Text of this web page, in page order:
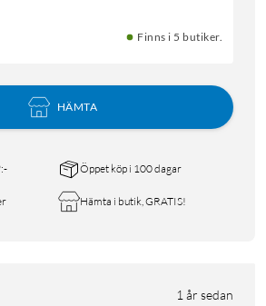
Finns i 5 butiker.
HÄMTA
Öppet köp i 100 dagar
Hämta i butik, GRATIS!
1 år sedan